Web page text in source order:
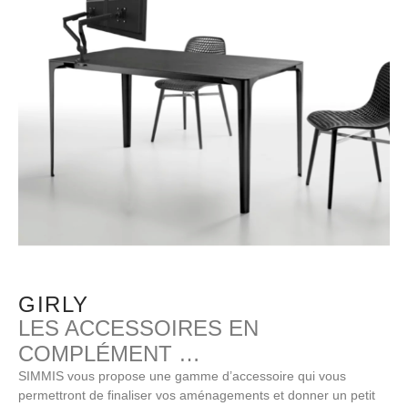
GIRLY
LES ACCESSOIRES EN
COMPLÉMENT …
SIMMIS vous propose une gamme d’accessoire qui vous
permettront de finaliser vos aménagements et donner un petit